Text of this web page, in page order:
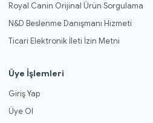
Royal Canin Orijinal Ürün Sorgulama
N&D Beslenme Danışmanı Hizmeti
Ticari Elektronik İleti İzin Metni
Üye İşlemleri
Giriş Yap
Üye Ol